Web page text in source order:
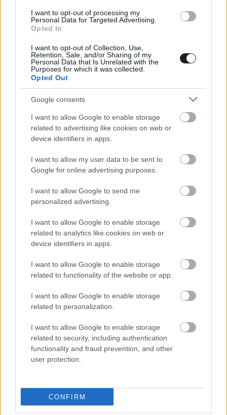
I want to opt-out of processing my
Personal Data for Targeted Advertising.
Opted In
I want to opt-out of Collection, Use,
Retention, Sale, and/or Sharing of my
Personal Data that Is Unrelated with the
Purposes for which it was collected.
Opted Out
Google consents
I want to allow Google to enable storage
related to advertising like cookies on web or
device identifiers in apps.
I want to allow my user data to be sent to
Google for online advertising purposes.
I want to allow Google to send me
personalized advertising.
I want to allow Google to enable storage
related to analytics like cookies on web or
device identifiers in apps.
I want to allow Google to enable storage
related to functionality of the website or app.
I want to allow Google to enable storage
related to personalization.
I want to allow Google to enable storage
related to security, including authentication
functionality and fraud prevention, and other
user protection.
CONFIRM
Küszöbön a visszatérés? – újabb
szintet lépett Aldeguer
felkészülése
Fermín Aldeguer szerdán már utcai motorral körözhetett, a
egyértelműek.